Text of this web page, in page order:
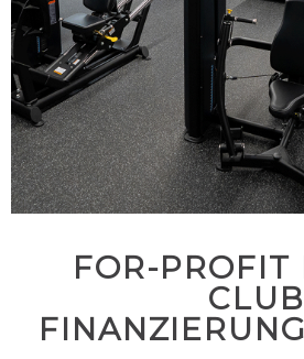
FOR-PROFIT
CLUB